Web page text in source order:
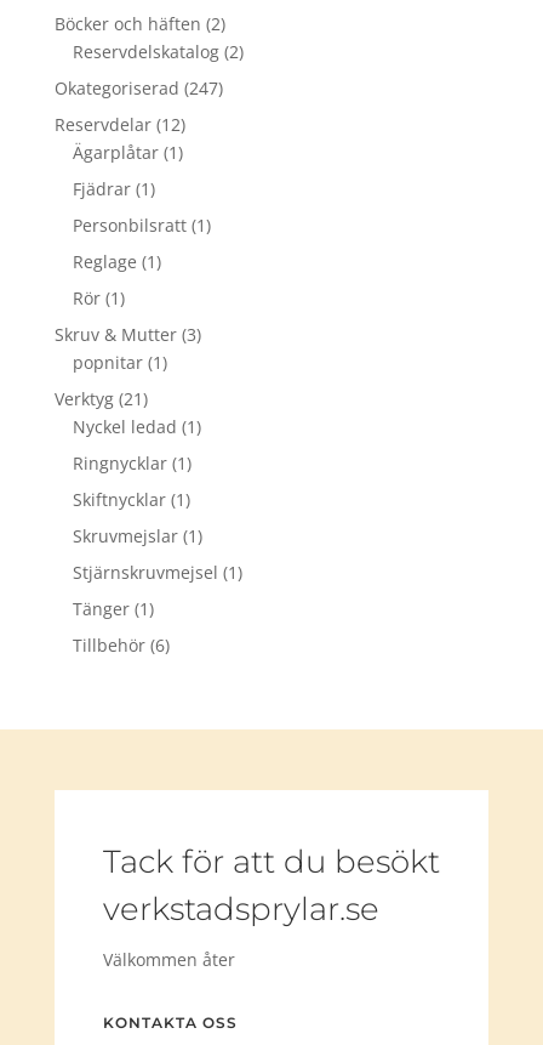
Böcker och häften (2)
Reservdelskatalog (2)
Okategoriserad (247)
Reservdelar (12)
Ägarplåtar (1)
Fjädrar (1)
Personbilsratt (1)
Reglage (1)
Rör (1)
Skruv & Mutter (3)
popnitar (1)
Verktyg (21)
Nyckel ledad (1)
Ringnycklar (1)
Skiftnycklar (1)
Skruvmejslar (1)
Stjärnskruvmejsel (1)
Tänger (1)
Tillbehör (6)
Tack för att du besökt
verkstadsprylar.se
Välkommen åter
KONTAKTA OSS